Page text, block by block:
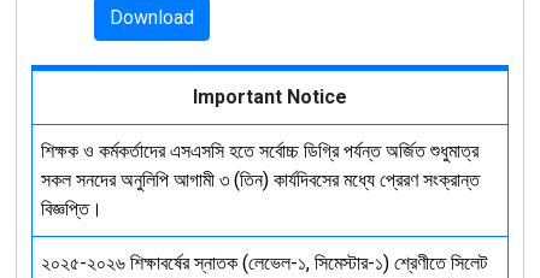
Download
Important Notice
শিক্ষক ও কর্মকর্তাদের এসএসসি হতে সর্বোচ্চ ডিগ্রি পর্যন্ত অর্জিত শুধুমাত্র
সকল সনদের অনুলিপি আগামী ৩ (তিন) কার্যদিবসের মধ্যে প্রেরণ সংক্রান্ত
বিজ্ঞপ্তি।
২০২৫-২০২৬ শিক্ষাবর্ষের স্নাতক (লেভেল-১, সিমেস্টার-১) শ্রেণীতে সিলেট